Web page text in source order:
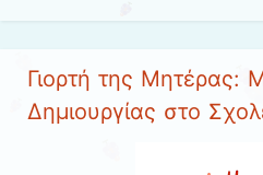
Γιορτή της Μητέρας:
Δημιουργίας στο